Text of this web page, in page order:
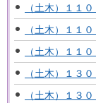
（土木）１１
（土木）１１
（土木）１１
（土木）１３
（土木）１３